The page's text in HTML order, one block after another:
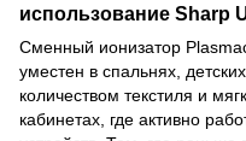
использование Sharp
Сменный ионизатор
уместен в спальнях,
количеством текстиля и
кабинетах, где активно